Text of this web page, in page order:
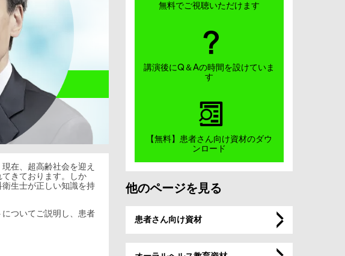
在、超高齢社会を迎え
きております。しか
生士が正しい知識を持
ついてご説明し、患者
無料でご視聴いただけます
講演後にQ＆Aの時間を設けていま
す
【無料】患者さん向け資材のダウ
ンロード
他のページを見る
患者さん向け資材